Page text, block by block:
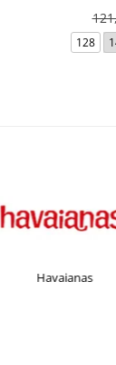
128
Havaianas